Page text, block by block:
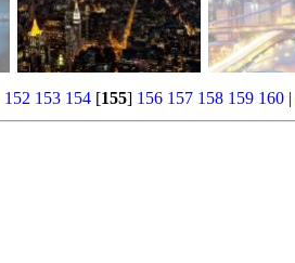
152 153 154[155] 156 157 158 159 160|